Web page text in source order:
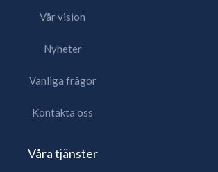
Vår vision
Nyheter
Vanliga frågor
Kontakta oss
Våra tjänster